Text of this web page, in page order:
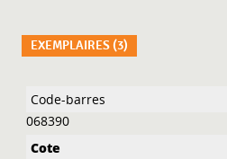
EXEMPLAIRES (3)
Liste des exemplaires
068390